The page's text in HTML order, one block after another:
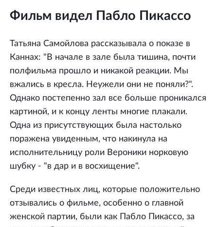
Фильм видел Пабло Пикассо
Татьяна Самойлова рассказывала о показе в
Каннах: "В начале в зале была тишина, почти
полфильма прошло и никакой реакции. Мы
вжались в кресла. Неужели они не поняли?".
Однако постепенно зал все больше проникался
картиной, и к концу ленты многие плакали.
Одна из присутствующих была настолько
поражена увиденным, что накинула на
исполнительницу роли Вероники норковую
шубку - "в дар и в восхищение".
Среди известных лиц, которые положительно
отзывались о фильме, особенно о главной
женской партии, были как Пабло Пикассо, за